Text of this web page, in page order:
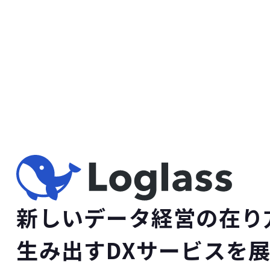
新しいデータ経営の在り
生み出すDXサービスを